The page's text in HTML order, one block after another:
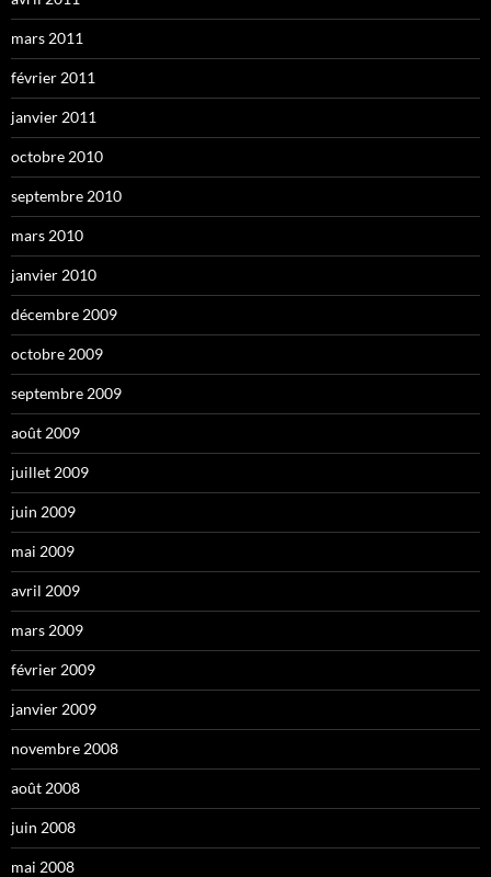
mars 2011
février 2011
janvier 2011
octobre 2010
septembre 2010
mars 2010
janvier 2010
décembre 2009
octobre 2009
septembre 2009
août 2009
juillet 2009
juin 2009
mai 2009
avril 2009
mars 2009
février 2009
janvier 2009
novembre 2008
août 2008
juin 2008
mai 2008